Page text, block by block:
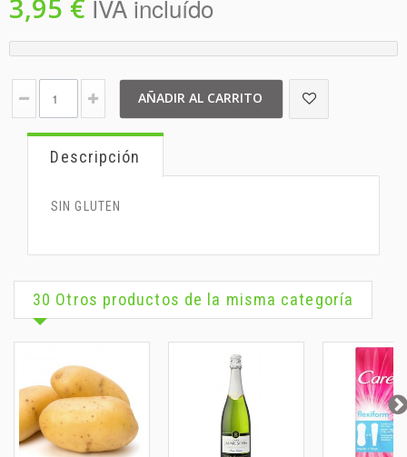
3,95 € IVA incluído
AÑADIR AL CARRITO
Descripción
SIN GLUTEN
30 Otros productos de la misma categoría